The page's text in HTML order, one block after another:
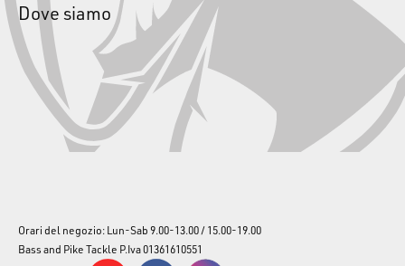
Dove siamo
Orari del negozio: Lun-Sab 9.00-13.00 / 15.00-19.00
Bass and Pike Tackle P.Iva 01361610551